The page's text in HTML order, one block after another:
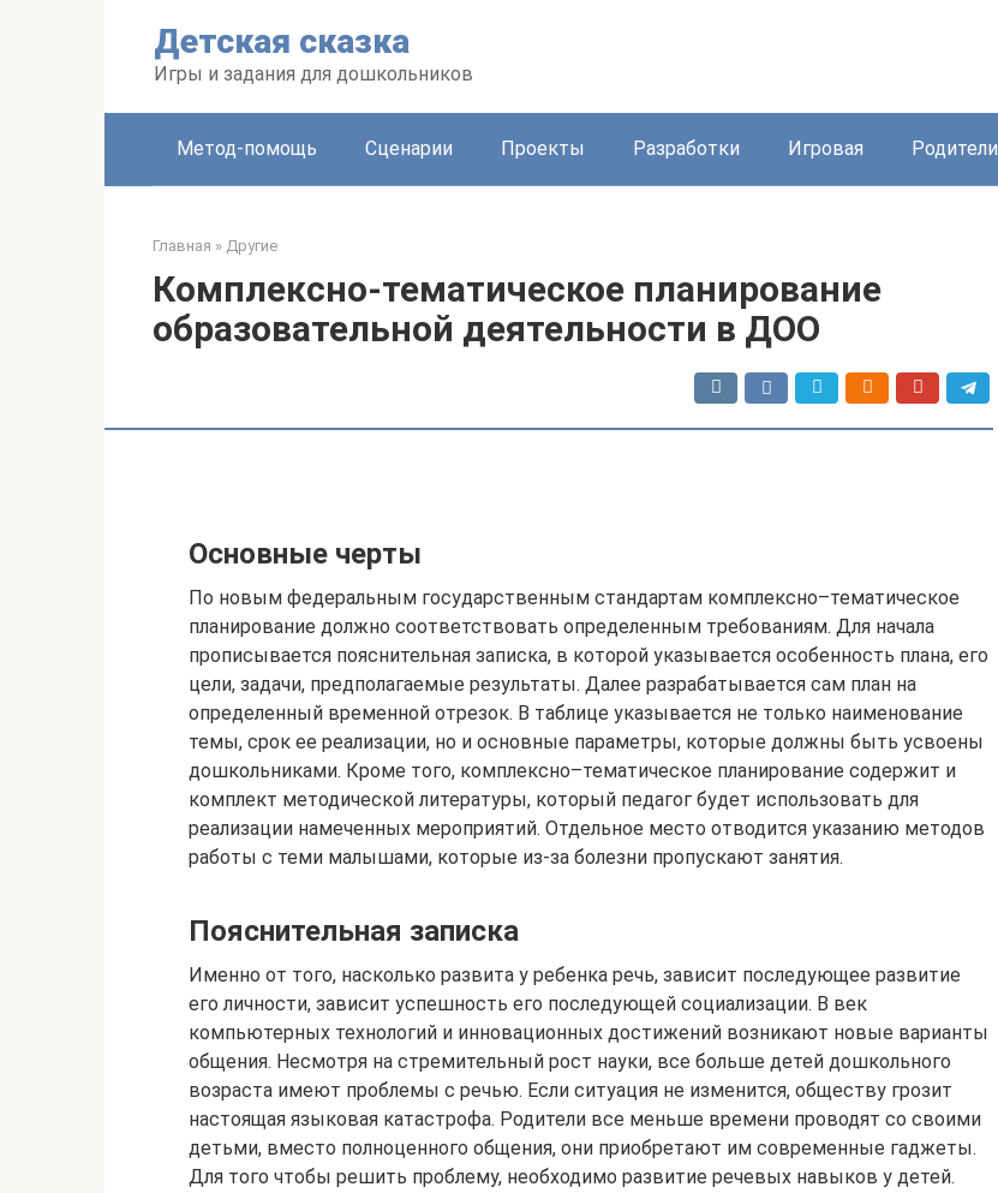
Детская сказка
Игры и задания для дошкольников
Метод-помощь Сценарии Проекты Разработки Игровая Родители
Главная » Другие
Комплексно-тематическое планирование
образовательной деятельности в ДОО
Основные черты
По новым федеральным государственным стандартам комплексно–тематическое
планирование должно соответствовать определенным требованиям. Для начала
прописывается пояснительная записка, в которой указывается особенность плана, его
цели, задачи, предполагаемые результаты. Далее разрабатывается сам план на
определенный временной отрезок. В таблице указывается не только наименование
темы, срок ее реализации, но и основные параметры, которые должны быть усвоены
дошкольниками. Кроме того, комплексно–тематическое планирование содержит и
комплект методической литературы, который педагог будет использовать для
реализации намеченных мероприятий. Отдельное место отводится указанию методов
работы с теми малышами, которые из-за болезни пропускают занятия.
Пояснительная записка
Именно от того, насколько развита у ребенка речь, зависит последующее развитие
его личности, зависит успешность его последующей социализации. В век
компьютерных технологий и инновационных достижений возникают новые варианты
общения. Несмотря на стремительный рост науки, все больше детей дошкольного
возраста имеют проблемы с речью. Если ситуация не изменится, обществу грозит
настоящая языковая катастрофа. Родители все меньше времени проводят со своими
детьми, вместо полноценного общения, они приобретают им современные гаджеты.
Для того чтобы решить проблему, необходимо развитие речевых навыков у детей.